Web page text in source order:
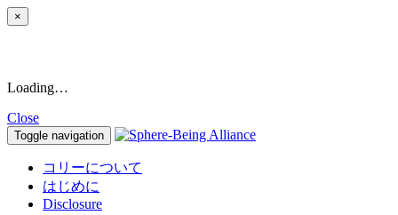
×
Loading…
Close
Toggle navigation
コリーについて
はじめに
Disclosure